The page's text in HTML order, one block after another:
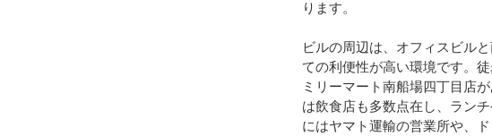
ります。
ビルの周辺は、オフィスビル
ての利便性が高い環境です。
ミリーマート南船場四丁目店
は飲食店も多数点在し、ラン
にはヤマト運輸の営業所や、